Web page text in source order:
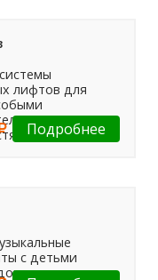
лифтов для
Подробнее
с детьми